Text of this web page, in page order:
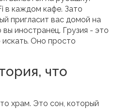
в каждом кафе. Зато
пригласит вас домой на
иностранец. Грузия - это
Оно просто
что
храм. Это сон, который